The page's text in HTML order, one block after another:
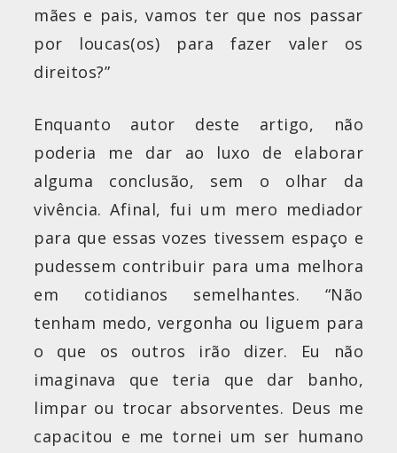
mães e pais, vamos ter que nos passar
por loucas(os) para fazer valer os
direitos?”
Enquanto autor deste artigo, não
poderia me dar ao luxo de elaborar
alguma conclusão, sem o olhar da
vivência. Afinal, fui um mero mediador
para que essas vozes tivessem espaço e
pudessem contribuir para uma melhora
em cotidianos semelhantes. “Não
tenham medo, vergonha ou liguem para
o que os outros irão dizer. Eu não
imaginava que teria que dar banho,
limpar ou trocar absorventes. Deus me
capacitou e me tornei um ser humano